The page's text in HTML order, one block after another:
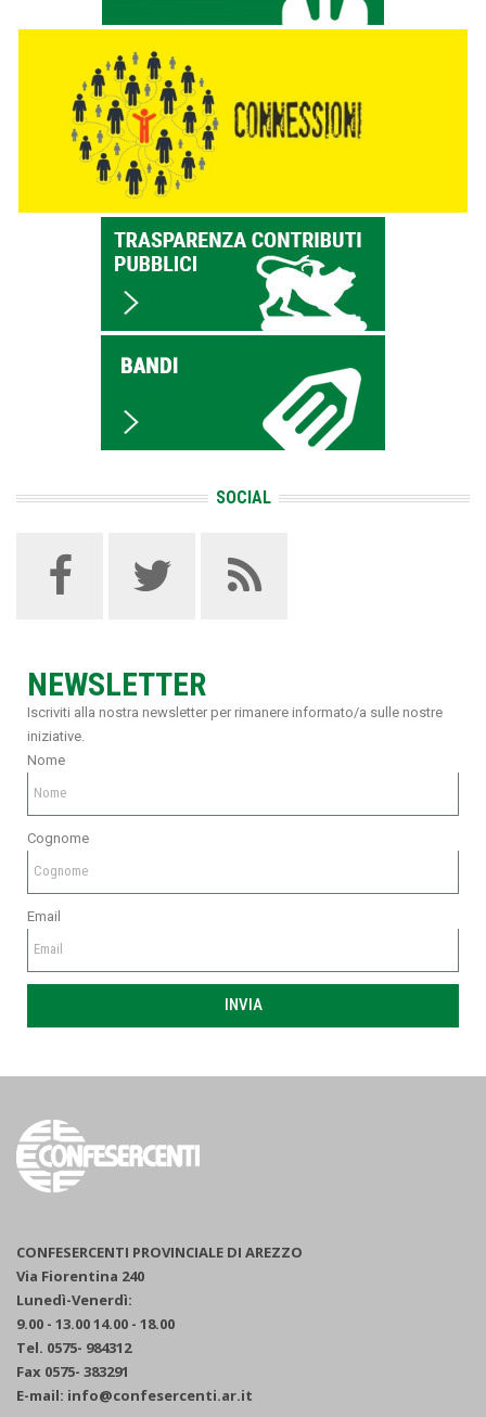
SOCIAL
NEWSLETTER
Iscriviti alla nostra newsletter per rimanere informato/a sulle nostre
iniziative.
Nome
Cognome
Email
INVIA
CONFESERCENTI PROVINCIALE DI AREZZO
Via Fiorentina 240
Lunedì-Venerdì:
9.00 - 13.00 14.00 - 18.00
Tel. 0575- 984312
Fax 0575- 383291
E-mail: info@confesercenti.ar.it